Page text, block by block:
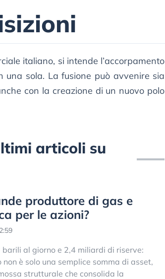
italiano, si intende l’accorpamento
sola. La fusione può avvenire sia
con la creazione di un nuovo polo
articoli su
produttore di gas e
per le azioni?
barili al giorno e 2,4 miliardi di riserve:
non è solo una semplice somma di asset,
strutturale che consolida la